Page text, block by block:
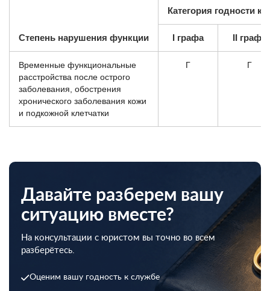
Степень нарушения функции
Категория годности к
I графа II графа
Временные функциональные
расстройства после острого
заболевания, обострения
хронического заболевания кожи
и подкожной клетчатки
Г Г
Давайте разберем вашу
ситуацию вместе?
На консультации с юристом вы точно во всем
разберётесь.
Оценим вашу годность к службе